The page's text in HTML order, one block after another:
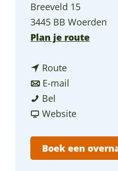
Breeveld 15
3445 BB Woerden
Plan je routen
D
e
Routen
a
r
&
B
E-mail
a
B
&
Bel
&
D
e
Websitev
n
B
Boek een